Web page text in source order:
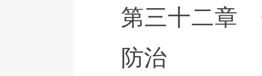
第三十二章
防治